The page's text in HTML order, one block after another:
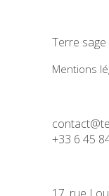
Terre
Mentions
+33 6 45